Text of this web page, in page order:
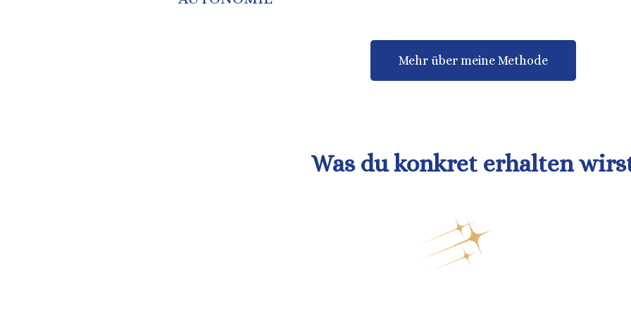
Mehr über meine Methode
Was du konkret erhalten